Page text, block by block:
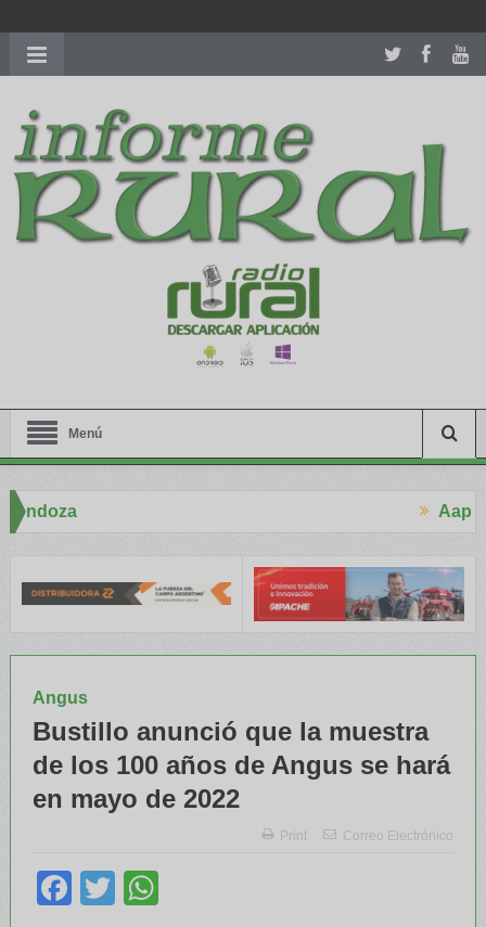
richardmillereplica
women.patekphilippe.tofor sale in usa recognized command with
dining room table ceremony. welcome to our
perfectwatches.is
shop. best youngsexdoll.comwith professional customer
services. 1: 1 design high
https://reallydiamond.com/
Menú
Angus
Bustillo anunció que la muestra
de los 100 años de Angus se hará
en mayo de 2022
Print Correo Electrónico
Facebook
Twitter